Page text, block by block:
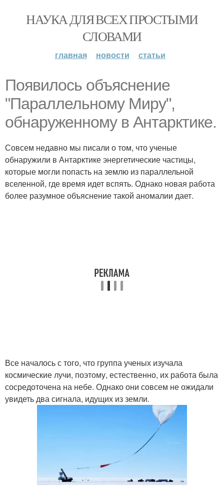
НАУКА ДЛЯ ВСЕХ ПРОСТЫМИ
СЛОВАМИ
главная новости статьи
Появилось объяснение
"Параллельному Миру",
обнаруженному в Антарктике.
Совсем недавно мы писали о том, что ученые
обнаружили в Антарктике энергетические частицы,
которые могли попасть на землю из параллельной
вселенной, где время идет вспять. Однако новая работа
более разумное объяснение такой аномалии дает.
Все началось с того, что группа ученых изучала
космические лучи, поэтому, естественно, их работа была
сосредоточена на небе. Однако они совсем не ожидали
увидеть два сигнала, идущих из земли.